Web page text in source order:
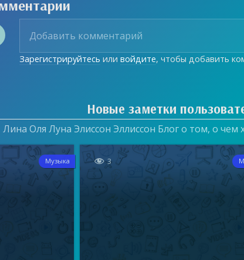
Зарегистрируйтесь иливойдите, чтобы добавить
Новые заметки
Лина Оля Луна Элиссон Эллиссон Блог о том, о чем
Музыка  3